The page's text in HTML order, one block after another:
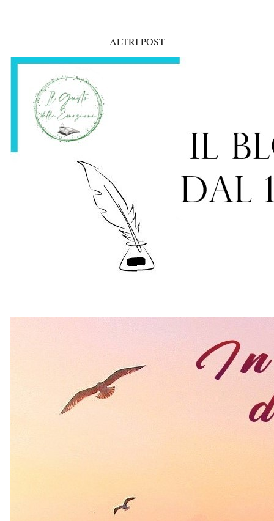
ALTRI POST